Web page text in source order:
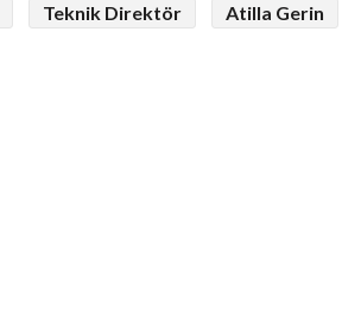
Teknik Direktör Atilla Gerin